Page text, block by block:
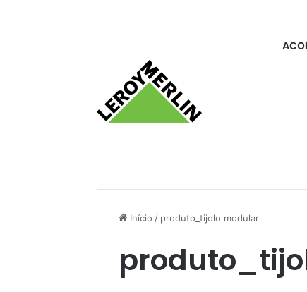
Início / produto_tijolo modular